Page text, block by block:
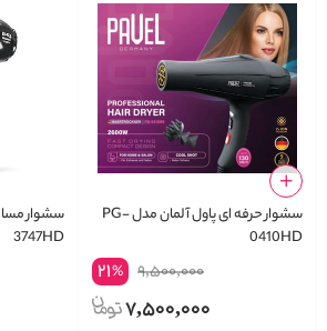
سشوار حرفه ای پاول آلمان مدل PG-
0410HD
9,500,000
21%
7,500,000
3747HD